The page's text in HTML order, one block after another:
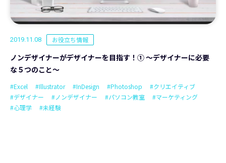
2019.11.08 お役立ち情報
ノンデザイナーがデザイナーを目指す！① ～デザイナーに必要
な５つのこと～
#Excel #Illustrator #InDesign #Photoshop
#クリエイティブ
#デザイナー
#ノンデザイナー #パソコン教室
#マーケティング
#心理学
#未経験